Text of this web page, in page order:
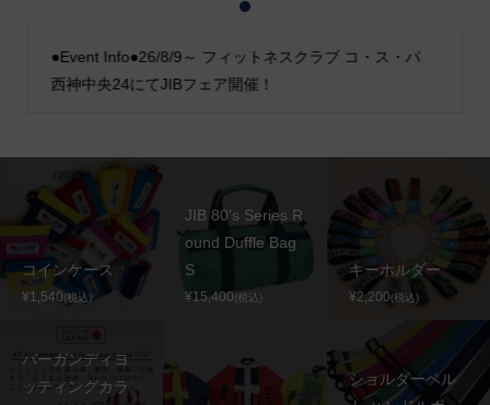
●Event Info●26/8/9～ フィットネスクラブ コ・ス・パ
西神中央24にてJIBフェア開催！
2
コインケース
¥1,540(税込)
JIB 80’s Series R
ound Duffle Bag
S
¥15,400(税込)
キーホルダー
¥2,200(税込)
バーガンディヨ
ッティングカラ
ショルダーベル